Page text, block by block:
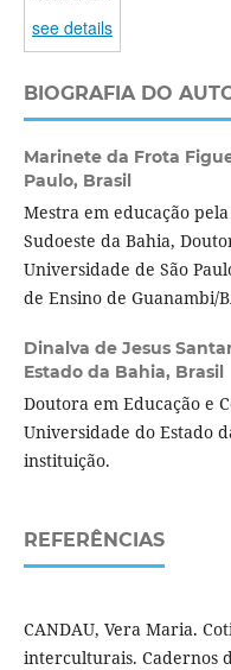
see details
BIOGRAFIA DO
Marinete da Frota
Paulo, Brasil
Mestra em educação
Sudoeste da Bahia,
Universidade de São
de Ensino de Guanambi/
Dinalva de Jesus
Estado da Bahia, Brasil
Doutora em Educação e
Universidade do Estado
instituição.
REFERÊNCIAS
CANDAU, Vera Maria.
interculturais. Cadernos